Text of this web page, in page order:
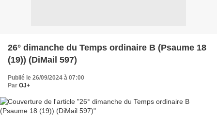
26° dimanche du Temps ordinaire B (Psaume 18
(19)) (DiMail 597)
Publié le 26/09/2024 à 07:00
Par OJ+